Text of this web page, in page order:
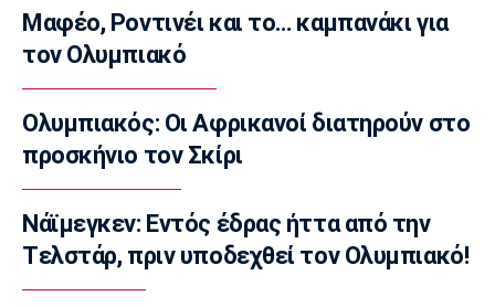
07:35
Αυτοκίνητο
Οι τιμές του Renault Clio
Επικαιρότητα
Καιρός: Υψηλές θερμοκρασίες σε όλη τη
χώρα
07:05
Γ Εθνική
Μαφέο, Ροντινέι και το… καμπανάκι για
τον Ολυμπιακό
Ολυμπιακός: Οι Αφρικανοί διατηρούν στο
προσκήνιο τον Σκίρι
Νάϊμεγκεν: Εντός έδρας ήττα από την
Tελστάρ, πριν υποδεχθεί τον Ολυμπιακό!